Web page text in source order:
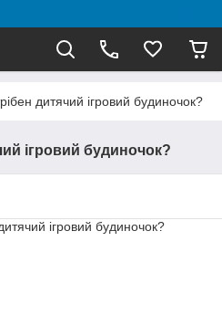
дитячий ігровий будиночок?
ігровий будиночок?